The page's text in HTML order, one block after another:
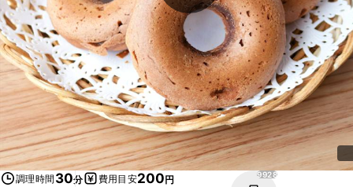
調理時間 30分 費用目安200円 9928